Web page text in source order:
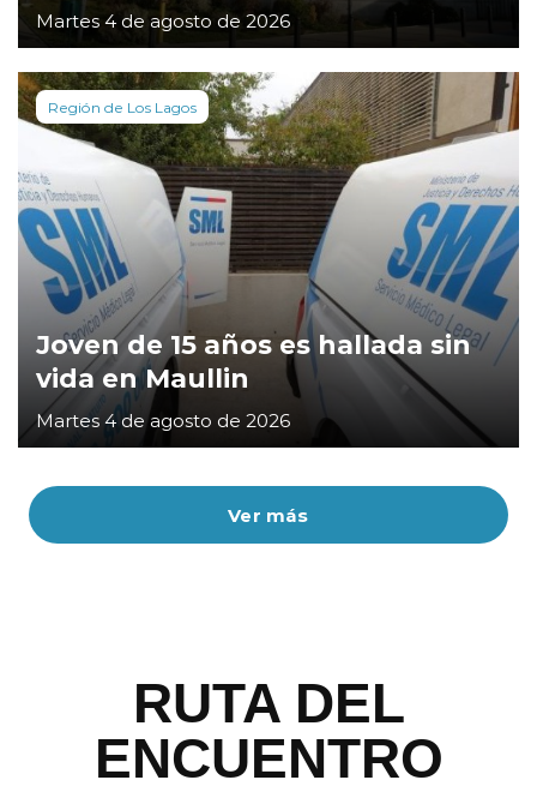
Ver más
Martes 4 de agosto de 2026
Región de Los Lagos
Joven de 15 años es hallada sin
vida en Maullin
Martes 4 de agosto de 2026
RUTA DEL
ENCUENTRO